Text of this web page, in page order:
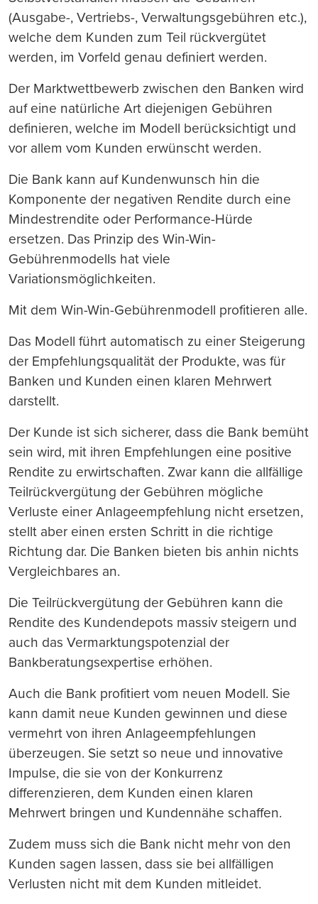
(Ausgabe-, Vertriebs-, Verwaltungsgebühren etc.),
welche dem Kunden zum Teil rückvergütet
werden, im Vorfeld genau definiert werden.
Der Marktwettbewerb zwischen den Banken wird
auf eine natürliche Art diejenigen Gebühren
definieren, welche im Modell berücksichtigt und
vor allem vom Kunden erwünscht werden.
Die Bank kann auf Kundenwunsch hin die
Komponente der negativen Rendite durch eine
Mindestrendite oder Performance-Hürde
ersetzen. Das Prinzip des Win-Win-
Gebührenmodells hat viele
Variationsmöglichkeiten.
Mit dem Win-Win-Gebührenmodell profitieren alle.
Das Modell führt automatisch zu einer Steigerung
der Empfehlungsqualität der Produkte, was für
Banken und Kunden einen klaren Mehrwert
darstellt.
Der Kunde ist sich sicherer, dass die Bank bemüht
sein wird, mit ihren Empfehlungen eine positive
Rendite zu erwirtschaften. Zwar kann die allfällige
Teilrückvergütung der Gebühren mögliche
Verluste einer Anlageempfehlung nicht ersetzen,
stellt aber einen ersten Schritt in die richtige
Richtung dar. Die Banken bieten bis anhin nichts
Vergleichbares an.
Die Teilrückvergütung der Gebühren kann die
Rendite des Kundendepots massiv steigern und
auch das Vermarktungspotenzial der
Bankberatungsexpertise erhöhen.
Auch die Bank profitiert vom neuen Modell. Sie
kann damit neue Kunden gewinnen und diese
vermehrt von ihren Anlageempfehlungen
überzeugen. Sie setzt so neue und innovative
Impulse, die sie von der Konkurrenz
differenzieren, dem Kunden einen klaren
Mehrwert bringen und Kundennähe schaffen.
Zudem muss sich die Bank nicht mehr von den
Kunden sagen lassen, dass sie bei allfälligen
Verlusten nicht mit dem Kunden mitleidet.